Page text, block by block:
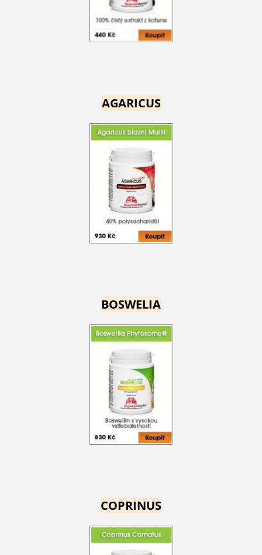
AGARICUS
BOSWELIA
COPRINUS